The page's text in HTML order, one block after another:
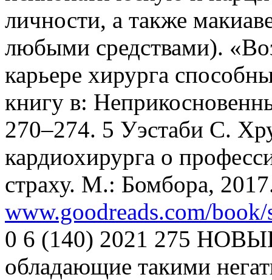
личности, а также
любыми средствами).
карьере хирурга
книгу в:
270–274. 5 Уэстаби С.
кардиохирурга о
страху. М.: Бомбора,
www.goodreads.com/
0 6 (140) 2021 275
обладающие такими